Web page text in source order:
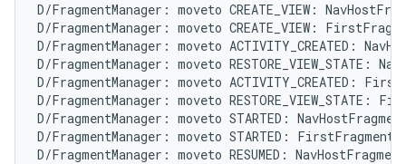
D/FragmentManager: moveto CREATE_VIEW:
D/FragmentManager: moveto CREATE_VIEW:
D/FragmentManager: moveto ACTIVITY_CREATED:
D/FragmentManager: moveto RESTORE_VIEW_STATE:
D/FragmentManager: moveto ACTIVITY_CREATED:
D/FragmentManager: moveto RESTORE_VIEW_STATE:
D/FragmentManager: moveto STARTED:
D/FragmentManager: moveto STARTED:
D/FragmentManager: moveto RESUMED: